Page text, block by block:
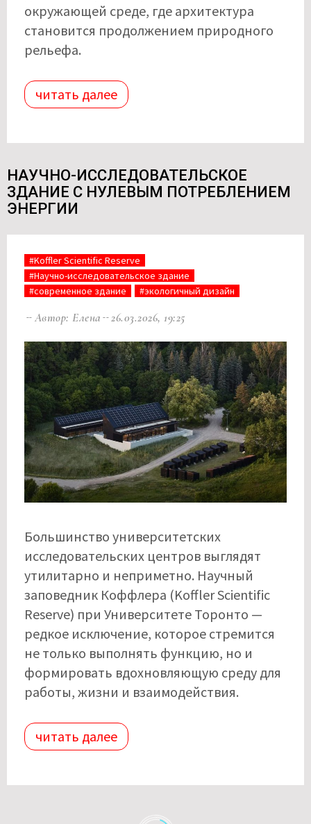
окружающей среде, где архитектура
становится продолжением природного
рельефа.
читать далее
НАУЧНО-ИССЛЕДОВАТЕЛЬСКОЕ
ЗДАНИЕ С НУЛЕВЫМ ПОТРЕБЛЕНИЕМ
ЭНЕРГИИ
#Koffler Scientific Reserve
#Научно-исследовательское здание
#современное здание
#экологичный дизайн
Автор: Елена 26.03.2026, 19:25
Большинство университетских
исследовательских центров выглядят
утилитарно и неприметно. Научный
заповедник Коффлера (Koffler Scientific
Reserve) при Университете Торонто —
редкое исключение, которое стремится
не только выполнять функцию, но и
формировать вдохновляющую среду для
работы, жизни и взаимодействия.
читать далее